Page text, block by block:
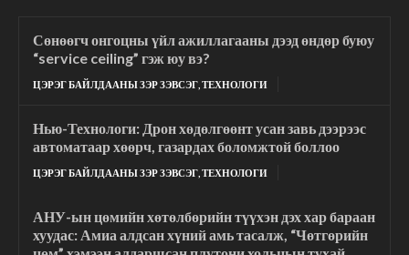
Сөнөөгч онгоцны үйл ажиллагааны дээд өндөр буюу
“service ceiling” гэж юу вэ?
ЦЭРЭГ БАЙЛДААНЫ ЗЭР ЗЭВСЭГ, ТЕХНОЛОГИ
Нью-Технологи: Дрон хөдөлгөөнт усан завь дээрээс
автоматаар хөөрч, газардах боломжтой боллоо
ЦЭРЭГ БАЙЛДААНЫ ЗЭР ЗЭВСЭГ, ТЕХНОЛОГИ
АНУ-ын цөмийн хөтөлбөрийн түүхэн дэх хар бараан
хуудас: Амиа алдсан хүний ​​амь тасалж, “Чөтгөрийн